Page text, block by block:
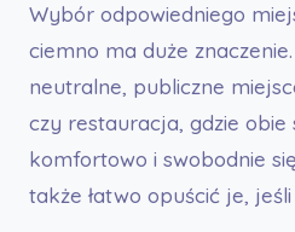
Wybór odpowiedniego
ciemno ma duże
neutralne, publiczne
czy restauracja, gdzie
komfortowo i swobodnie
także łatwo opuścić je,